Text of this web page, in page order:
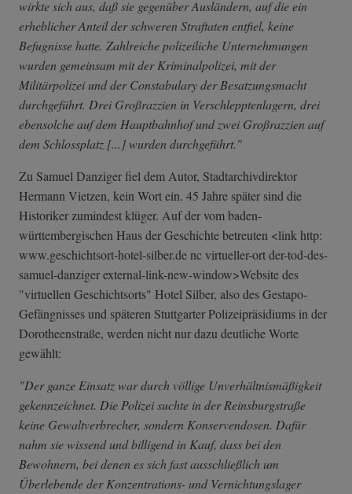
wirkte sich aus, daß sie gegenüber Ausländern, auf die ein
erheblicher Anteil der schweren Straftaten entfiel, keine
Befugnisse hatte. Zahlreiche polizeiliche Unternehmungen
wurden gemeinsam mit der Kriminalpolizei, mit der
Militärpolizei und der Constabulary der Besatzungsmacht
durchgeführt. Drei Großrazzien in Verschlepptenlagern, drei
ebensolche auf dem Hauptbahnhof und zwei Großrazzien auf
dem Schlossplatz [...] wurden durchgeführt."
Zu Samuel Danziger fiel dem Autor, Stadtarchivdirektor
Hermann Vietzen, kein Wort ein. 45 Jahre später sind die
Historiker zumindest klüger. Auf der vom baden-
württembergischen Haus der Geschichte betreuten <link http:
www.geschichtso­rt-hotel-silber­.de nc virtueller-ort der-tod-des-
samuel-danziger external-link-n­ew-window>Websi­te des
"virtuellen Geschichtsorts" Hotel Silber, also des Gestapo-
Gefängnisses und späteren Stuttgarter Polizeipräsidiums in der
Dorotheenstraße, werden nicht nur dazu deutliche Worte
gewählt:
"Der ganze Einsatz war durch völlige Unverhältnismäßigkeit
gekennzeichnet. Die Polizei suchte in der Reinsburgstraße
keine Gewaltverbrecher, sondern Konservendosen. Dafür
nahm sie wissend und billigend in Kauf, dass bei den
Bewohnern, bei denen es sich fast ausschließlich um
Überlebende der Konzentrations- und Vernichtungslager